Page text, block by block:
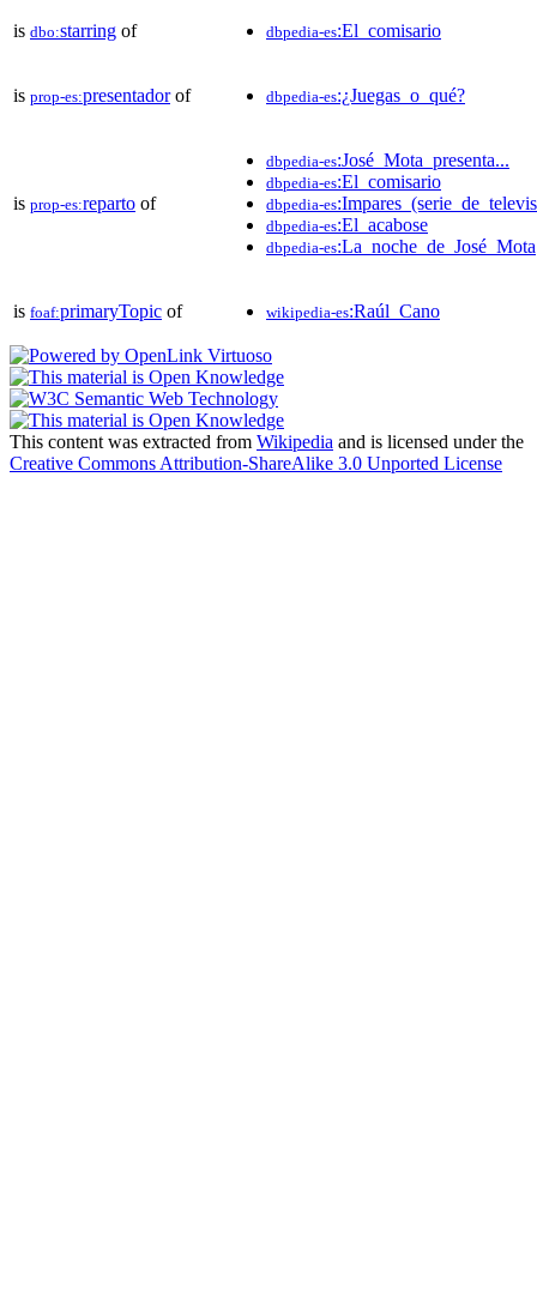
is dbo:starring of dbpedia-es:El_comisario
is prop-es:presentadorof dbpedia-es:¿Juegas_o_qué?
is prop-es:reparto of
dbpedia-es:José_Mota_presenta...
dbpedia-es:El_comisario
dbpedia-es
dbpedia-es:El_acabose
dbpedia-es:La_noche_de_José_Mota
is foaf:primaryTopic of wikipedia-es:Raúl_Cano
This content was extracted from Wikipedia and is licensed under the
Creative Commons Attribution-ShareAlike 3.0 Unported License